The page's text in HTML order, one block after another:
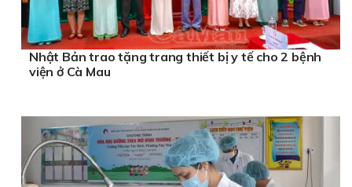
Nhật Bản trao tặng trang thiết bị y tế cho 2 bệnh
viện ở Cà Mau